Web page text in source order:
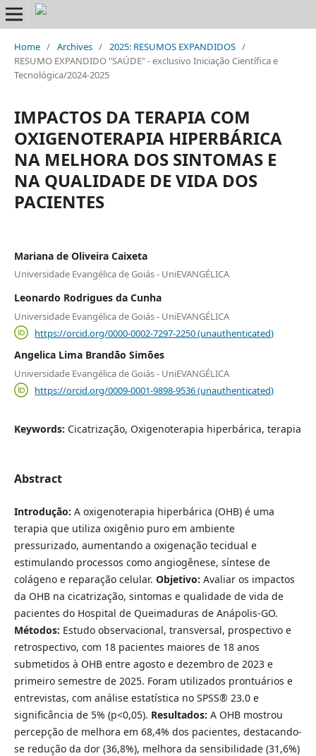
Home / Archives / 2025: RESUMOS EXPANDIDOS /
RESUMO EXPANDIDO "SAÚDE" - exclusivo Iniciação Científica e
Tecnológica/2024-2025
IMPACTOS DA TERAPIA COM
OXIGENOTERAPIA HIPERBÁRICA
NA MELHORA DOS SINTOMAS E
NA QUALIDADE DE VIDA DOS
PACIENTES
Mariana de Oliveira Caixeta
Universidade Evangélica de Goiás - UniEVANGÉLICA
Leonardo Rodrigues da Cunha
Universidade Evangélica de Goiás - UniEVANGÉLICA
https://orcid.org/0000-0002-7297-2250 (unauthenticated)
Angelica Lima Brandão Simões
Universidade Evangélica de Goiás - UniEVANGÉLICA
https://orcid.org/0009-0001-9898-9536 (unauthenticated)
Keywords: Cicatrização, Oxigenoterapia hiperbárica, terapia
Abstract
Introdução: A oxigenoterapia hiperbárica (OHB) é uma
terapia que utiliza oxigênio puro em ambiente
pressurizado, aumentando a oxigenação tecidual e
estimulando processos como angiogênese, síntese de
colágeno e reparação celular. Objetivo: Avaliar os impactos
da OHB na cicatrização, sintomas e qualidade de vida de
pacientes do Hospital de Queimaduras de Anápolis-GO.
Métodos: Estudo observacional, transversal, prospectivo e
retrospectivo, com 18 pacientes maiores de 18 anos
submetidos à OHB entre agosto e dezembro de 2023 e
primeiro semestre de 2025. Foram utilizados prontuários e
entrevistas, com análise estatística no SPSS® 23.0 e
significância de 5% (p<0,05). Resultados: A OHB mostrou
percepção de melhora em 68,4% dos pacientes, destacando-
se redução da dor (36,8%), melhora da sensibilidade (31,6%)